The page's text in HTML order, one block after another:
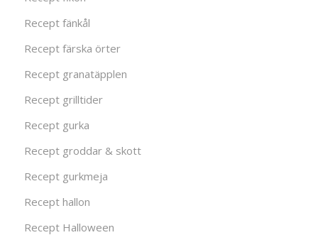
Recept fänkål
Recept färska örter
Recept granatäpplen
Recept grilltider
Recept gurka
Recept groddar & skott
Recept gurkmeja
Recept hallon
Recept Halloween